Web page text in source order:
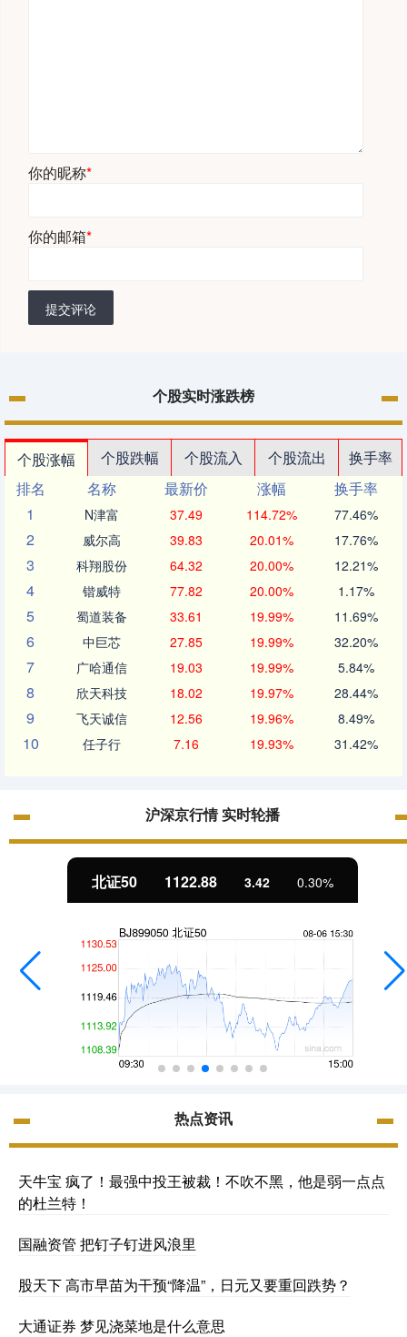
你的昵称*
你的邮箱*
提交评论
个股实时涨跌榜
个股涨幅 个股跌幅 个股流入 个股流出
换手率
排名
名称 最新价 涨幅
换手率
1
N津富 37.49 114.72% 77.46%
2 威尔高 39.83 20.01% 17.76%
3 科翔股份 64.32 20.00% 12.21%
4 锴威特 77.82 20.00% 1.17%
5 蜀道装备 33.61 19.99% 11.69%
6 中巨芯 27.85 19.99% 32.20%
7 广哈通信 19.03 19.99% 5.84%
8 欣天科技 18.02 19.97% 28.44%
9 飞天诚信 12.56 19.96% 8.49%
10 任子行 7.16 19.93% 31.42%
沪深京行情 实时轮播
北证50 1122.88 3.42 0.30%
热点资讯
天牛宝 疯了！最强中投王被裁！不吹不黑，他是弱一点点
的杜兰特！
国融资管 把钉子钉进风浪里
股天下 高市早苗为干预“降温”，日元又要重回跌势？
大通证券 梦见浇菜地是什么意思